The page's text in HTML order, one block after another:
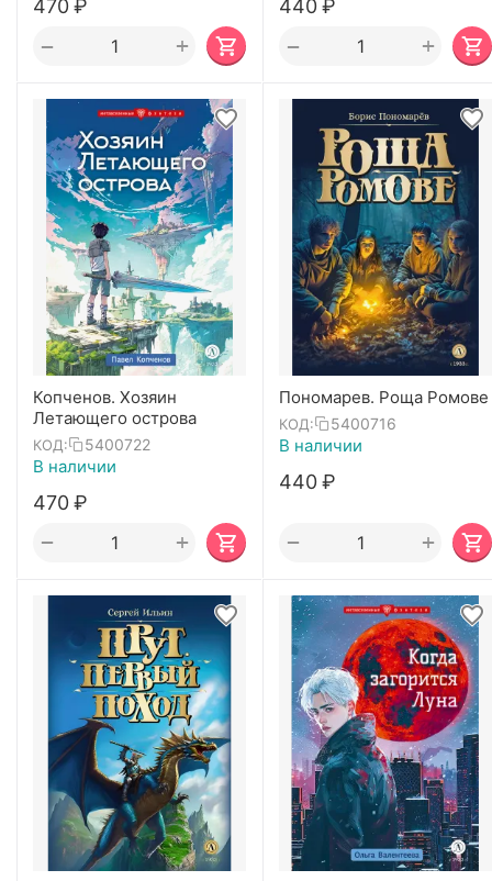
‍470‍₽
+
−
‍440‍₽
+
−
Копченов. Хозяин
Летающего острова
КОД: 5400722
В наличии
‍470‍₽
+
−
Пономарев. Роща Ромове
КОД: 5400716
В наличии
‍440‍₽
+
−